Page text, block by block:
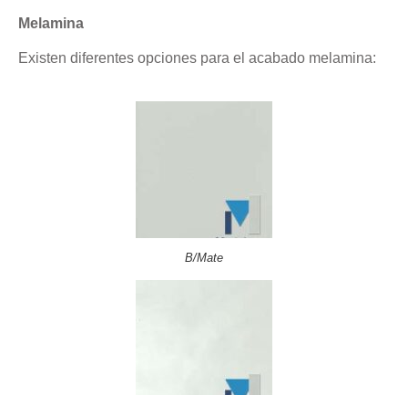
Melamina
Existen diferentes opciones para el acabado melamina:
B/Mate